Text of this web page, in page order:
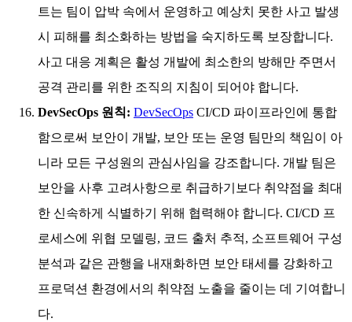
트는 팀이 압박 속에서 운영하고 예상치 못한 사고 발생
시 피해를 최소화하는 방법을 숙지하도록 보장합니다.
사고 대응 계획은 활성 개발에 최소한의 방해만 주면서
공격 관리를 위한 조직의 지침이 되어야 합니다.
DevSecOps 원칙: DevSecOps CI/CD 파이프라인에 통합
함으로써 보안이 개발, 보안 또는 운영 팀만의 책임이 아
니라 모든 구성원의 관심사임을 강조합니다. 개발 팀은
보안을 사후 고려사항으로 취급하기보다 취약점을 최대
한 신속하게 식별하기 위해 협력해야 합니다. CI/CD 프
로세스에 위협 모델링, 코드 출처 추적, 소프트웨어 구성
분석과 같은 관행을 내재화하면 보안 태세를 강화하고
프로덕션 환경에서의 취약점 노출을 줄이는 데 기여합니
다.